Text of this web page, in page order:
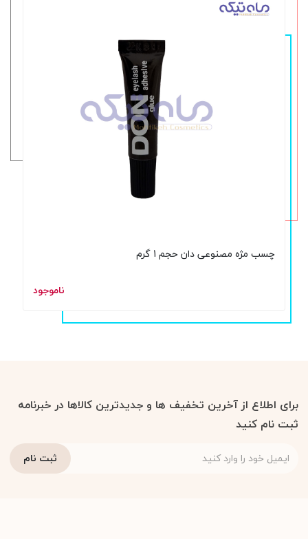
چسب مژه مصنوعی دان حجم 1 گرم
ناموجود
برای اطلاع از آخرین تخفیف ها و جدیدترین کالاها در خبرنامه
ثبت نام کنید